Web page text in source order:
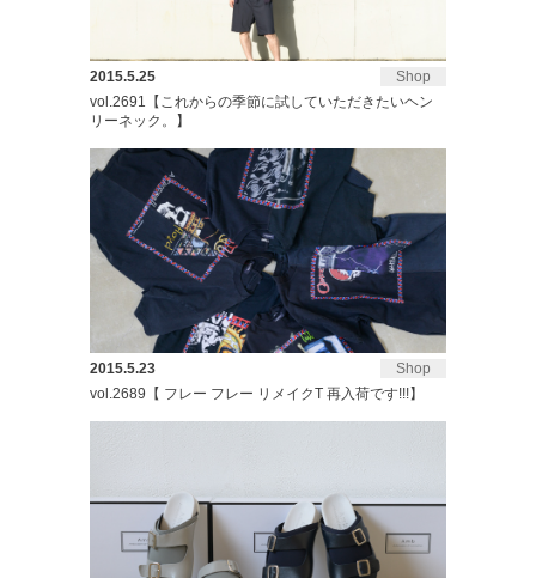
Shop
2015.5.25
vol.2691【これからの季節に試していただきたいヘン
リーネック。】
Shop
2015.5.23
vol.2689【 フレー フレー リメイクT 再入荷です!!!】